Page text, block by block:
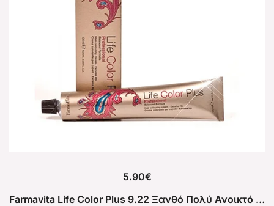
5.90€
Farmavita Life Color Plus 9.22 Ξανθό Πολύ Ανοικτό Ιριζέ Ροζέ